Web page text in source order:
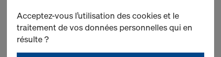
Le plus recherché
Acceptez-vous l’utilisation des cookies et le
traitement de vos données personnelles qui en
résulte ?